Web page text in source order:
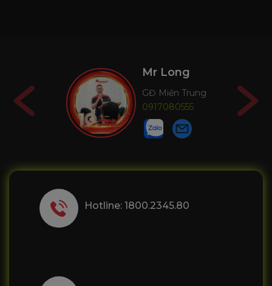
Mr Long
GĐ Miền Trung
0917080555
GĐ
Hotline: 1800.2345.80